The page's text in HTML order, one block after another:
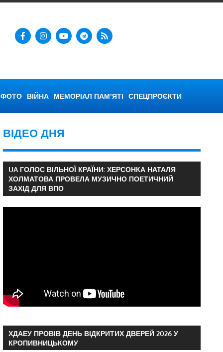
ФОТО ВІЙНА МЕМОРІАЛ ПАМ’ЯТІ СПЕЦПРОЄКТИ
ВІДЕО ДНЯ
UA ГОЛОС ВІЛЬНОЇ КРАЇНИ: ХЕРСОНКА НАТАЛЯ
ХОЛМАТОВА ПРОВЕЛА МУЗИЧНО ПОЕТИЧНИЙ
ЗАХІД ДЛЯ ВПО
ХДАЕУ ПРОВІВ ДЕНЬ ВІДКРИТИХ ДВЕРЕЙ 2026 У
КРОПИВНИЦЬКОМУ